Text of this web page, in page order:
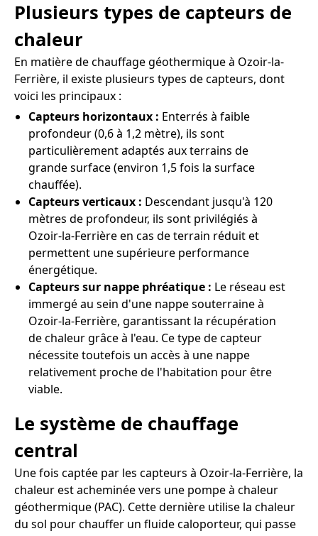
Plusieurs types de capteurs de
chaleur
En matière de chauffage géothermique à Ozoir-la-
Ferrière, il existe plusieurs types de capteurs, dont
voici les principaux :
Capteurs horizontaux : Enterrés à faible
profondeur (0,6 à 1,2 mètre), ils sont
particulièrement adaptés aux terrains de
grande surface (environ 1,5 fois la surface
chauffée).
Capteurs verticaux : Descendant jusqu'à 120
mètres de profondeur, ils sont privilégiés à
Ozoir-la-Ferrière en cas de terrain réduit et
permettent une supérieure performance
énergétique.
Capteurs sur nappe phréatique : Le réseau est
immergé au sein d'une nappe souterraine à
Ozoir-la-Ferrière, garantissant la récupération
de chaleur grâce à l'eau. Ce type de capteur
nécessite toutefois un accès à une nappe
relativement proche de l'habitation pour être
viable.
Le système de chauffage
central
Une fois captée par les capteurs à Ozoir-la-Ferrière, la
chaleur est acheminée vers une pompe à chaleur
géothermique (PAC). Cette dernière utilise la chaleur
du sol pour chauffer un fluide caloporteur, qui passe